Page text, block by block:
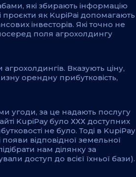
які збирають інформацію
проєкти як KupiPai допомагають
інвесторів. Які точно не
поля агрохолдингу
Вказують ціну,
орендну прибутковість,
угоди, за це надають послугу
KupiPay було ХХХ доступних
не було. Тоді в KupiPay
відповідної земельної
нам ділянку за
доступ до всієї їхньої бази).